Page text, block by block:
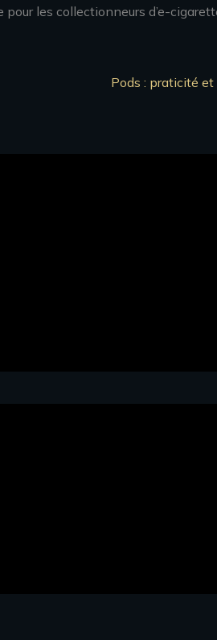
les collectionneurs d’e-
Pods : praticité